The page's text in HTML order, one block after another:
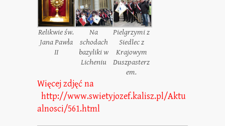
Relikwie św.
Jana Pawła
II
Na
schodach
bazyliki w
Licheniu
Pielgrzymi z
Siedlec z
Krajowym
Duszpasterz
em.
Więcej zdjęć na
http://www.swietyjozef.kalisz.pl/Aktu
alnosci/561.html